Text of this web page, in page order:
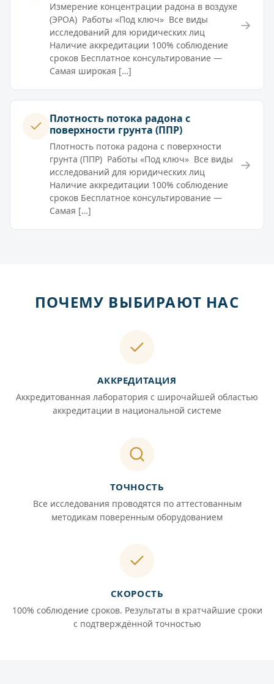
Измерение концентрации радона в воздухе
(ЭРОА) Работы «Под ключ» Все виды
исследований для юридических лиц
Наличие аккредитации 100% соблюдение
сроков Бесплатное консультирование —
Самая широкая […]
→
Плотность потока радона с
поверхности грунта (ППР)
Плотность потока радона с поверхности
грунта (ППР) Работы «Под ключ» Все виды
исследований для юридических лиц
Наличие аккредитации 100% соблюдение
сроков Бесплатное консультирование —
Самая […]
→
ПОЧЕМУ ВЫБИРАЮТ НАС
АККРЕДИТАЦИЯ
Аккредитованная лаборатория с широчайшей областью
аккредитации в национальной системе
ТОЧНОСТЬ
Все исследования проводятся по аттестованным
методикам поверенным оборудованием
СКОРОСТЬ
100% соблюдение сроков. Результаты в кратчайшие сроки
с подтверждённой точностью